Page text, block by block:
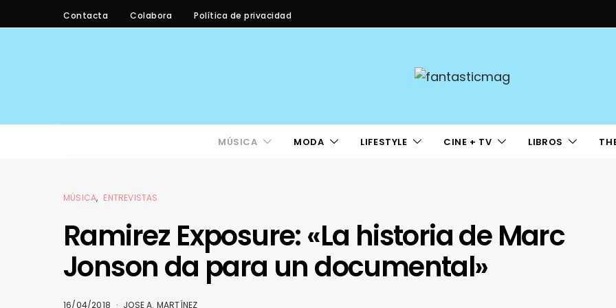
Contacta Colabora Política de privacidad
MÚSICA MODA LIFESTYLE CINE + TV LIBROS
MÚSICA ENTREVISTAS
Ramirez Exposure: «La historia de Marc
Jonson da para un documental»
16/04/2018 JOSE A. MARTÍNEZ